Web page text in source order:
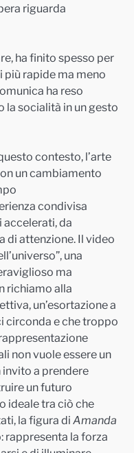
riguarda
ha finito spesso per
più rapide ma meno
ha reso
la socialità in un gesto
contesto, l’arte
un cambiamento
condivisa
da
di attenzione. Il video
una
ma
richiamo alla
un’esortazione a
circonda e che troppo
non vuole essere un
invito a prendere
un futuro
ideale tra ciò che
la figura diAmanda
rappresenta la forza